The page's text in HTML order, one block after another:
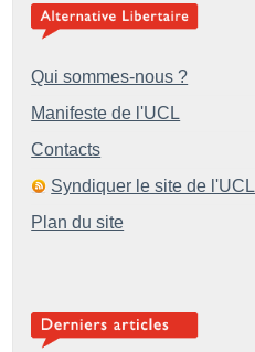
Qui sommes-nous ?
Manifeste de l'UCL
Contacts
Syndiquer le site de l'UCL
Plan du site